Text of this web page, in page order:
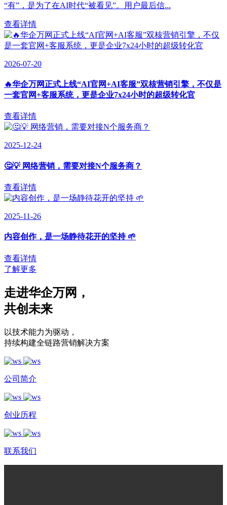
“有”，是为了在AI时代“被看见”。用户最后信...
查看详情
2026-07-20
🔥华企万网正式上线“AI官网+AI客服”双核营销引擎，不仅是
一套官网+客服系统，更是企业7x24小时的超级转化官
查看详情
2025-12-24
🤔💡 网络营销，需要对接N个服务商？
查看详情
2025-11-26
内容创作，是一场静待花开的坚持 🌱
查看详情
了解更多
走进华企万网 ，
共创未来
以技术能力为驱动 ，
持续构建全链路营销解决方案
公司简介
创业历程
联系我们